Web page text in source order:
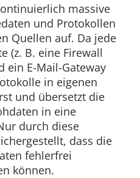
massive
und Protokollen
Quellen auf. Da jede
(z. B. eine Firewall
ein E-Mail-Gateway
in eigenen
und übersetzt die
in eine
durch diese
dass die
fehlerfrei
können.